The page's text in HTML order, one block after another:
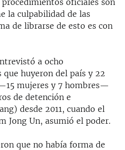
la culpabilidad de las
de librarse de esto es con
a ocho
huyeron del país y 22
mujeres y 7 hombres—
de detención e
desde 2011, cuando el
Jong Un, asumió el poder.
que no había forma de